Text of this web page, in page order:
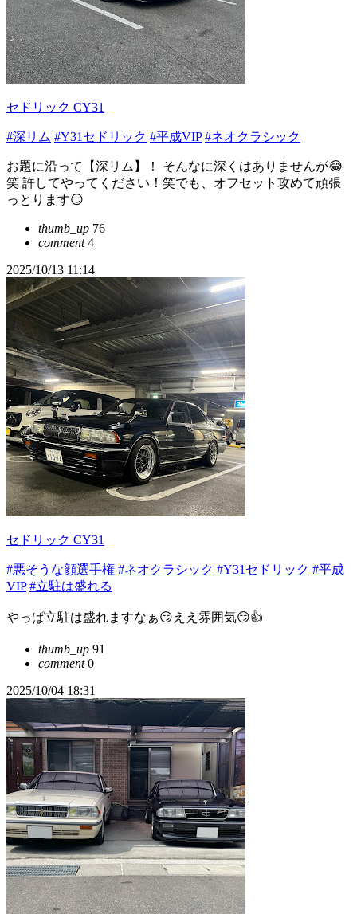
セドリック CY31
#深リム #Y31セドリック #平成VIP #ネオクラシック
お題に沿って【深リム】！ そんなに深くはありませんが😂
笑 許してやってください！笑でも、オフセット攻めて頑張
っとります😏
thumb_up 76
comment4
2025/10/13 11:14
セドリック CY31
#悪そうな顔選手権 #ネオクラシック #Y31セドリック #平成
VIP #立駐は盛れる
やっぱ立駐は盛れますなぁ😏ええ雰囲気😏👍
thumb_up 91
comment0
2025/10/04 18:31